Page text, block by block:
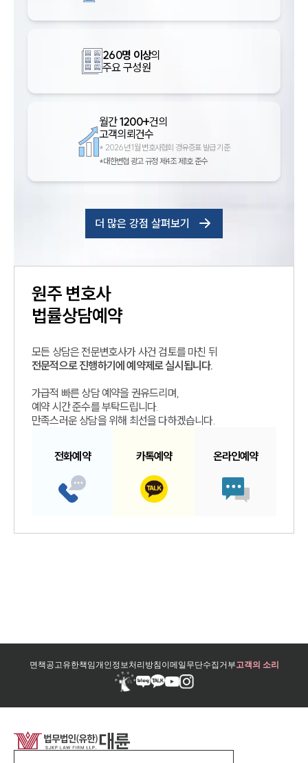
260명 이상의
주요 구성원
월간1200+건의
고객의뢰건수
* 2026년 1월 변호사협회 경유증표 발급 기준
*대한변협 광고 규정 제4조 제1호 준수
더 많은 강점 살펴보기
원주 변호사
법률상담예약
모든 상담은 전문변호사가 사건 검토를 마친 뒤
전문적으로 진행하기에 예약제로 실시됩니다.
가급적 빠른 상담 예약을 권유드리며,
예약 시간 준수를 부탁드립니다.
만족스러운 상담을 위해 최선을 다하겠습니다.
전화예약 카톡예약 온라인예약
면책공고유한책임개인정보처리방침이메일무단수집거부고객의 소리